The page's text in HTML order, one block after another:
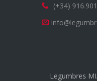
(+34)
Legumbres